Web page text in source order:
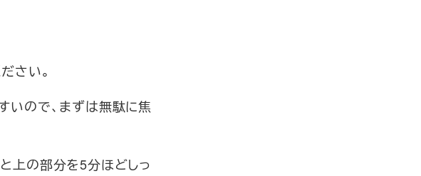
さい。
いので、まずは無駄に焦
上の部分を5分ほどしっ